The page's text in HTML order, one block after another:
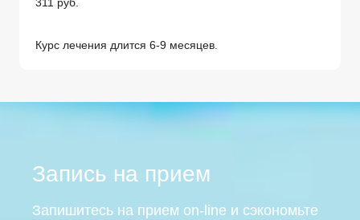
Курс лечения длится 6-9 месяцев.
Запись на прием
Запишитесь на прием on-line и сэкономьте